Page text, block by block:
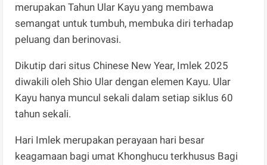
merupakan Tahun Ular Kayu yang membawa
semangat untuk tumbuh, membuka diri terhadap
peluang dan berinovasi.
Dikutip dari situs Chinese New Year, Imlek 2025
diwakili oleh Shio Ular dengan elemen Kayu. Ular
Kayu hanya muncul sekali dalam setiap siklus 60
tahun sekali.
Hari Imlek merupakan perayaan hari besar
keagamaan bagi umat Khonghucu terkhusus Bagi